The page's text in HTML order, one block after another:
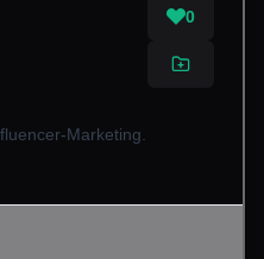
0
Marketing.